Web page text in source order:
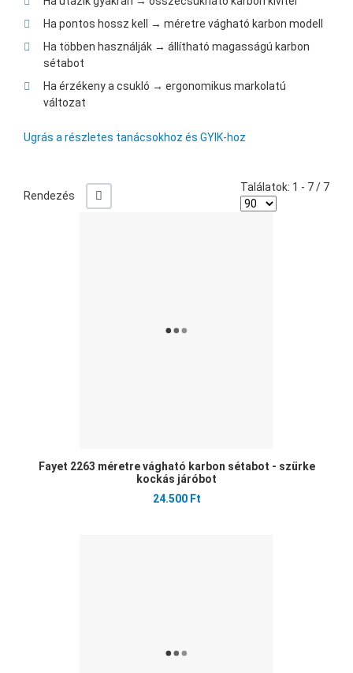
Ha pontos hossz kell → méretre vágható karbon modell
Ha többen használják → állítható magasságú karbon
sétabot
Ha érzékeny a csukló → ergonomikus markolatú
változat
Ugrás a részletes tanácsokhoz és GYIK-hoz
Rendezés +/-
Találatok: 1 - 7 / 7
Fayet 2263 méretre vágható karbon sétabot - szürke
kockás járóbot
24.500 Ft